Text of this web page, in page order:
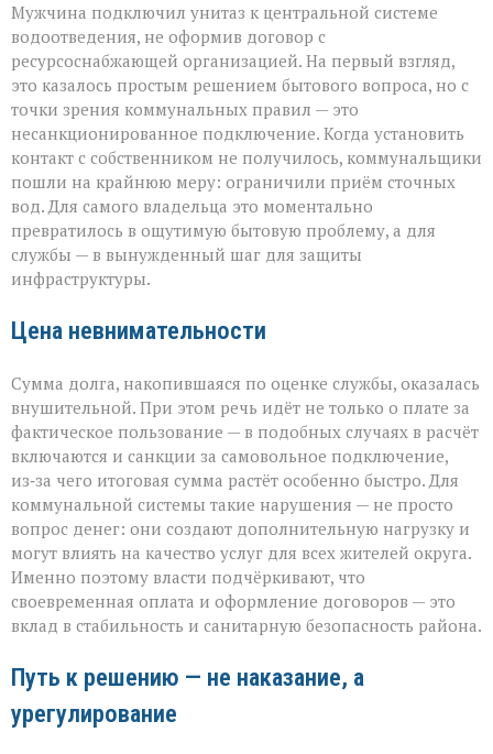
Мужчина подключил унитаз к центральной системе
водоотведения, не оформив договор с
ресурсоснабжающей организацией. На первый взгляд,
это казалось простым решением бытового вопроса, но с
точки зрения коммунальных правил — это
несанкционированное подключение. Когда установить
контакт с собственником не получилось, коммунальщики
пошли на крайнюю меру: ограничили приём сточных
вод. Для самого владельца это моментально
превратилось в ощутимую бытовую проблему, а для
службы — в вынужденный шаг для защиты
инфраструктуры.
Цена невнимательности
Сумма долга, накопившаяся по оценке службы, оказалась
внушительной. При этом речь идёт не только о плате за
фактическое пользование — в подобных случаях в расчёт
включаются и санкции за самовольное подключение,
из‑за чего итоговая сумма растёт особенно быстро. Для
коммунальной системы такие нарушения — не просто
вопрос денег: они создают дополнительную нагрузку и
могут влиять на качество услуг для всех жителей округа.
Именно поэтому власти подчёркивают, что
своевременная оплата и оформление договоров — это
вклад в стабильность и санитарную безопасность района.
Путь к решению — не наказание, а
урегулирование